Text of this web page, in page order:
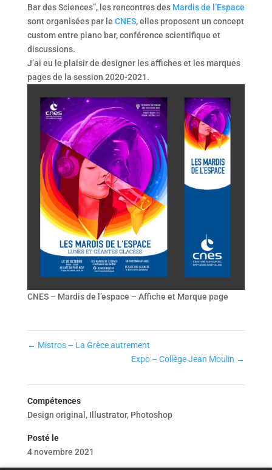
Bar des Sciences”, les rencontres des Mardis de l’Espace
sont organisées par le CNES, elles proposent un concept
custom entre piano bar, conférence scientifique et
discussions.
J’ai eu le plaisir de designer les affiches et les marques
pages de la session 2020-2021.
CNES – Mardis de l’espace – Affiche et Marque page
← Mistros – La Grèce autrement
Expo – Collège Jean Moulin →
Compétences
Design original , Illustrator, Photoshop
Posté le
4 novembre 2021